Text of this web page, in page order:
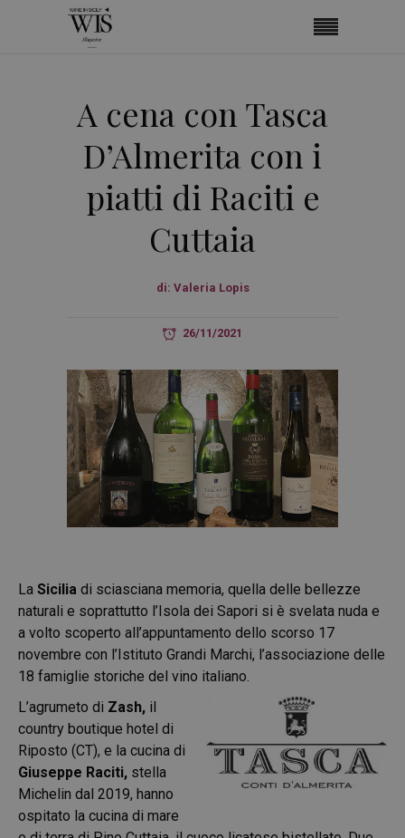
A cena con Tasca
D’Almerita con i
piatti di Raciti e
Cuttaia
di: Valeria Lopis
26/11/2021
La Sicilia di sciasciana memoria, quella delle bellezze
naturali e soprattutto l’Isola dei Sapori si è svelata nuda e
a volto scoperto all’appuntamento dello scorso 17
novembre con l’Istituto Grandi Marchi, l’associazione delle
18 famiglie storiche del vino italiano.
L’agrumeto di Zash, il
country boutique hotel di
Riposto (CT), e la cucina di
Giuseppe Raciti, stella
Michelin dal 2019, hanno
ospitato la cucina di mare